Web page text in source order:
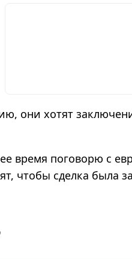
они хотят
время поговорю с
чтобы сделка была